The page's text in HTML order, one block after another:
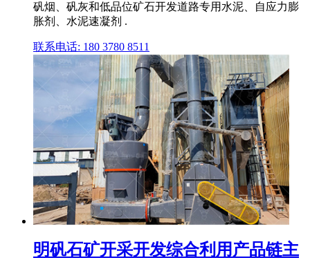
矾烟、矾灰和低品位矿石开发道路专用水泥、自应力膨
胀剂、水泥速凝剂 .
联系电话: 180 3780 8511
明矾石矿开采开发综合利用产品链主